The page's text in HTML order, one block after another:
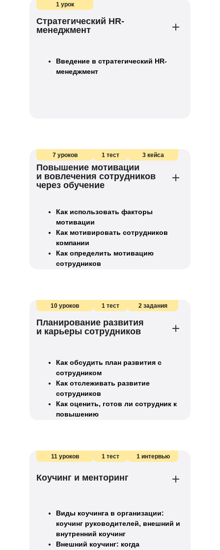
1 урок
Стратегический HR-
менеджмент
Введение в стратегический HR-
менеджмент
7 уроков 1 тест 3 кейса
Повышение мотивации
и вовлечения сотрудников
через обучение
Как использовать факторы
мотивации
Как мотивировать сотрудников
компании
Как определить мотивацию
сотрудников
10 уроков 1 тест 2 задания
Планирование развития
и карьеры сотрудников
Как обсудить план развития с
сотрудником
Как отслеживать развитие
сотрудников
Как оценить, готов ли сотрудник к
повышению
11 уроков 1 тест 1 интервью
Коучинг и менторинг
Виды коучинга в организации:
коучинг руководителей, внешний и
внутренний коучинг
Внешний коучинг: когда